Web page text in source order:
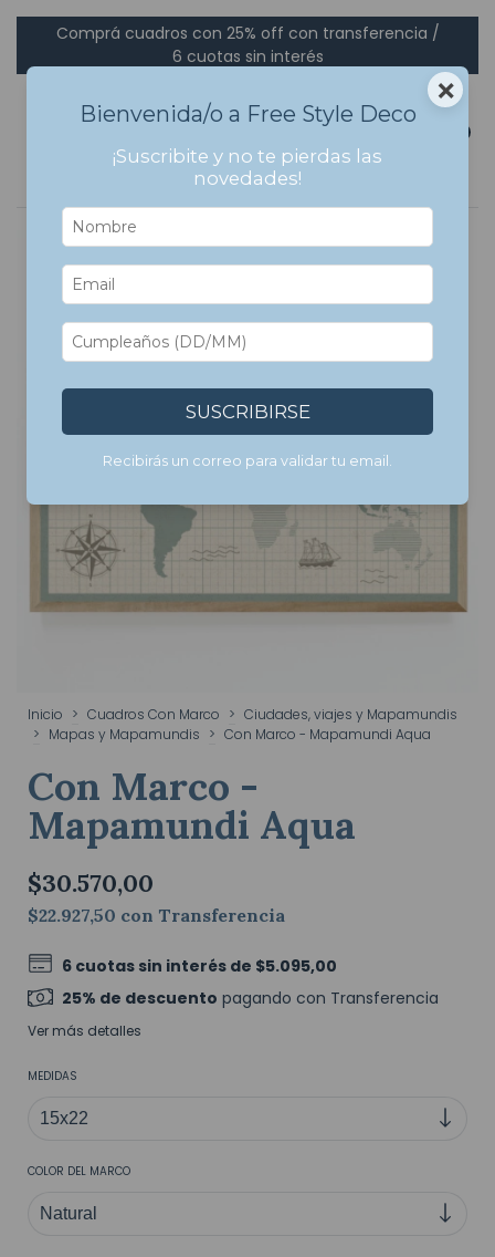
Comprá cuadros con 25% off con transferencia /
6 cuotas sin interés
Inicio > Cuadros Con Marco > Ciudades, viajes y Mapamundis
> Mapas y Mapamundis > Con Marco - Mapamundi Aqua
Con Marco -
Mapamundi Aqua
$30.570,00
$22.927,50 con Transferencia
6 cuotas sin interés de $5.095,00
25% de descuento pagando con Transferencia
Ver más detalles
MEDIDAS
COLOR DEL MARCO
×
Bienvenida/o a Free Style Deco
¡Suscribite y no te pierdas las
novedades!
SUSCRIBIRSE
Recibirás un correo para validar tu email.